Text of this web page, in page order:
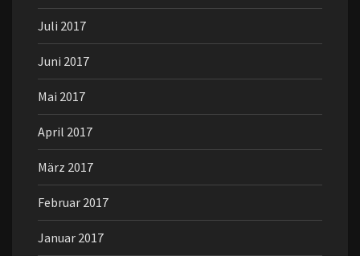
Juli 2017
Juni 2017
Mai 2017
April 2017
März 2017
Februar 2017
Januar 2017